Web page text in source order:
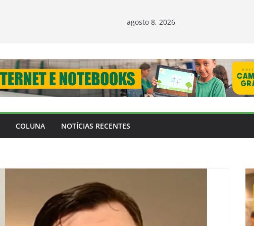
agosto 8, 2026
COLUNA NOTÍCIAS RECENTES